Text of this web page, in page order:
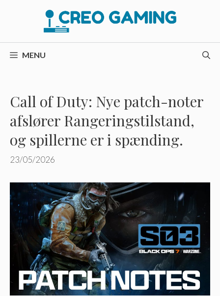
MENU
Call of Duty: Nye patch-noter
afslører Rangeringstilstand,
og spillerne er i spænding.
23/05/2026